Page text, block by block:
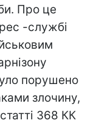
Про це
-службi
порушено
злочину,
368 КК